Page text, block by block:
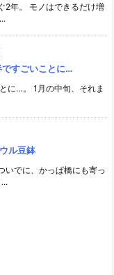
2年。 モノはできるだけ増
すごいことに…
に…。 1月の中旬、それま
ル豆鉢
いでに、かっぱ橋にも寄っ